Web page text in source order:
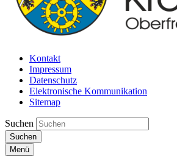
Kontakt
Impressum
Datenschutz
Elektronische Kommunikation
Sitemap
Suchen
Suchen
Menü